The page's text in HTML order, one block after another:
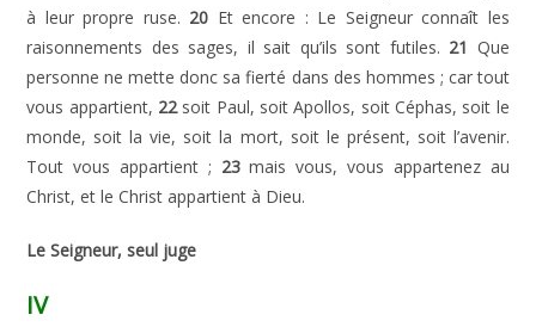
à leur propre ruse. 20 Et encore : Le Seigneur connaît les
raisonnements des sages, il sait qu’ils sont futiles. 21 Que
personne ne mette donc sa fierté dans des hommes ; car tout
vous appartient, 22soit Paul, soit Apollos, soit Céphas, soit le
monde, soit la vie, soit la mort, soit le présent, soit l’avenir.
Tout vous appartient ; 23mais vous, vous appartenez au
Christ, et le Christ appartient à Dieu.
Le Seigneur, seul juge
IV